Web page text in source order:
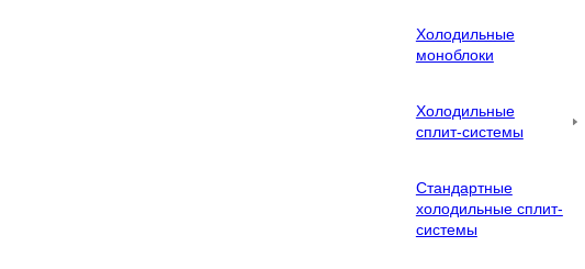
Холодильные
моноблоки
Холодильные
сплит-системы
Стандартные
холодильные сплит-
системы